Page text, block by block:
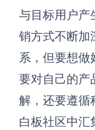
与目标用户产
销方式不断加
系，但要想做
要对自己的产
解，还要遵
白板社区中汇